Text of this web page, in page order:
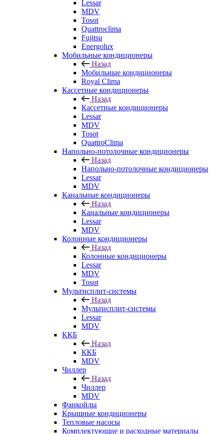
Lessar
MDV
Tosot
Quattroclima
Fujitsu
Energolux
Мобильные кондиционеры
Назад
Мобильные кондиционеры
Royal Clima
Кассетные кондиционеры
Назад
Кассетные кондиционеры
Lessar
MDV
Tosot
QuattroClima
Напольно-потолочные кондиционеры
Назад
Напольно-потолочные кондиционеры
Lessar
MDV
Канальные кондиционеры
Назад
Канальные кондиционеры
Lessar
MDV
Колонные кондиционеры
Назад
Колонные кондиционеры
Lessar
MDV
Tosot
Мультисплит-системы
Назад
Мультисплит-системы
Lessar
MDV
ККБ
Назад
ККБ
MDV
Чиллер
Назад
Чиллер
MDV
Фанкойлы
Крышные кондиционеры
Тепловые насосы
Комплектующие и расходные материалы